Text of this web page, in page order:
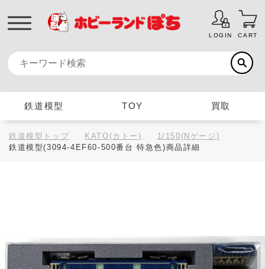
LOGIN CART
鉄道模型 TOY 買取
鉄道模型トップ KATO(カトー)
1/150(Nゲージ)
鉄道模型(3094-4EF60-500番台 特急色)商品詳細